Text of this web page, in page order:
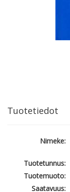
Tuotetiedot
Nimeke:
Tuotetunnus:
Tuotemuoto:
Saatavuus: